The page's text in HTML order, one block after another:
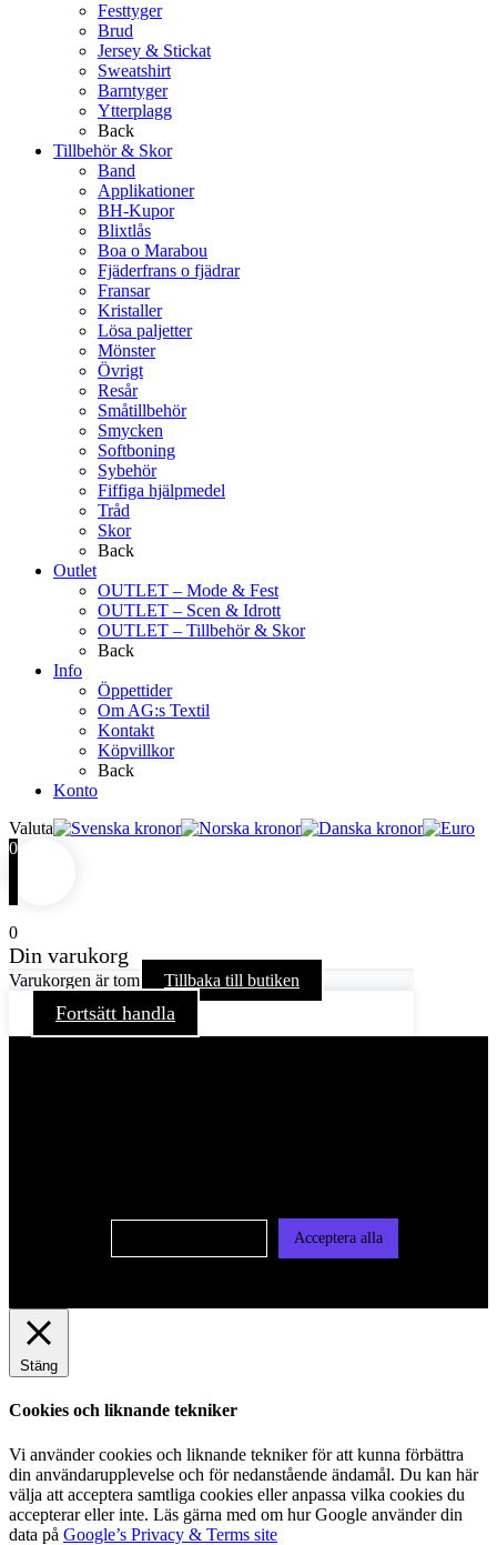
Festtyger
Brud
Jersey & Stickat
Sweatshirt
Barntyger
Ytterplagg
Back
Tillbehör & Skor
Band
Applikationer
BH-Kupor
Blixtlås
Boa o Marabou
Fjäderfrans o fjädrar
Fransar
Kristaller
Lösa paljetter
Mönster
Övrigt
Resår
Småtillbehör
Smycken
Softboning
Sybehör
Fiffiga hjälpmedel
Tråd
Skor
Back
Outlet
OUTLET – Mode & Fest
OUTLET – Scen & Idrott
OUTLET – Tillbehör & Skor
Back
Info
Öppettider
Om AG:s Textil
Kontakt
Köpvillkor
Back
Konto
Valuta
0
0
Din varukorg
Varukorgen är tom Tillbaka till butiken
Fortsätt handla
Acceptera alla
Stäng
Cookies och liknande tekniker
Vi använder cookies och liknande tekniker för att kunna förbättra
din användarupplevelse och för nedanstående ändamål. Du kan här
välja att acceptera samtliga cookies eller anpassa vilka cookies du
accepterar eller inte. Läs gärna med om hur Google använder din
data på Google’s Privacy & Terms site